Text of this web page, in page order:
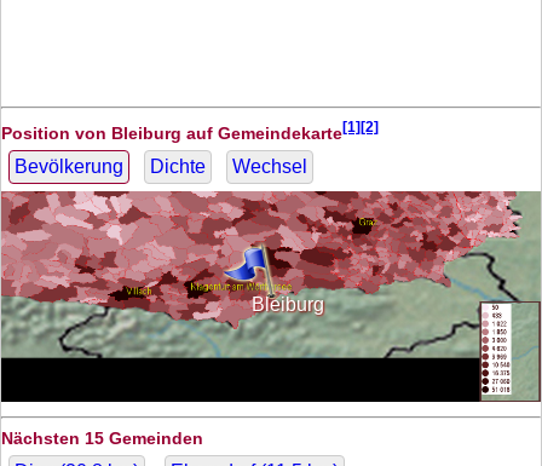
Position von Bleiburg auf Gemeindekarte[1][2]
Bevölkerung Dichte Wechsel
Bleiburg
Nächsten 15 Gemeinden